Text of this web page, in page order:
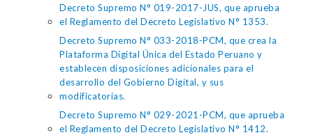
Decreto Supremo N° 019-2017-JUS, que aprueba
el Reglamento del Decreto Legislativo N° 1353.
Decreto Supremo N° 033-2018-PCM, que crea la
Plataforma Digital Única del Estado Peruano y
establecen disposiciones adicionales para el
desarrollo del Gobierno Digital, y sus
modificatorias.
Decreto Supremo N° 029-2021-PCM, que aprueba
el Reglamento del Decreto Legislativo N° 1412.